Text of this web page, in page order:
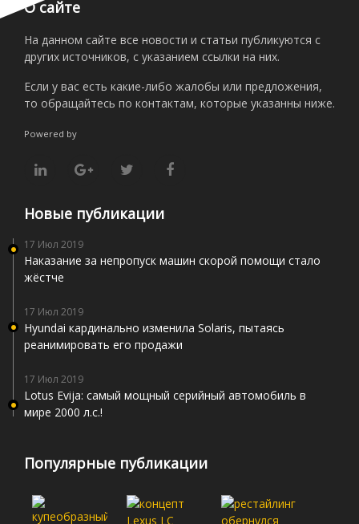
О сайте
На данном сайте все новости и статьи публикуются с
других источников, с указанием ссылки на них.
Если у вас есть какие-либо жалобы или предложения,
то обращайтесь по контактам, которые указанны ниже.
Powered by
Новые публикации
17 Июл 2019
Наказание за непропуск машин скорой помощи стало
жёстче
17 Июл 2019
Hyundai кардинально изменила Solaris, пытаясь
реанимировать его продажи
17 Июл 2019
Lotus Evija: самый мощный серийный автомобиль в
мире 2000 л.с.!
Популярные публикации